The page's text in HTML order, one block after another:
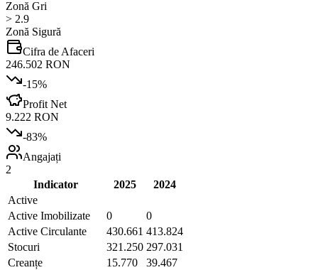
Zonă Gri
> 2.9
Zonă Sigură
Cifra de Afaceri
246.502 RON
-15%
Profit Net
9.222 RON
-83%
Angajați
2
Indicator
2025
2024
Active
Active Imobilizate
0
0
Active Circulante
430.661 413.824
Stocuri
321.250 297.031
Creanțe
15.770
39.467